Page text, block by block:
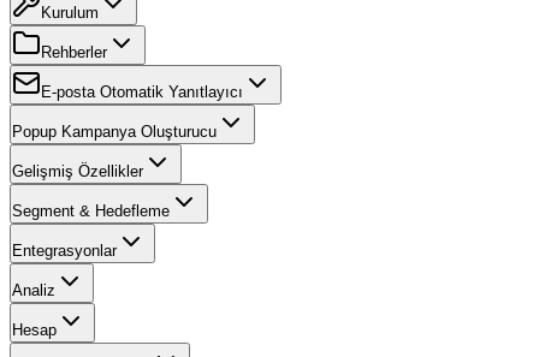
Kurulum
Rehberler
E-posta Otomatik Yanıtlayıcı
Popup Kampanya Oluşturucu
Gelişmiş Özellikler
Segment & Hedefleme
Entegrasyonlar
Analiz
Hesap